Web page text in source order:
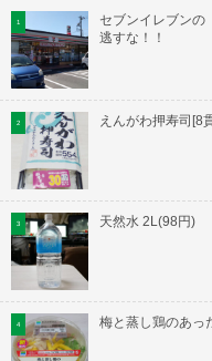
セブンイレブンの
逃すな！！
えんがわ押寿司[8
天然水 2L(98円)
梅と蒸し鶏のあっ